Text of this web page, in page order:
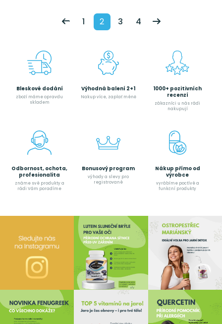
1 2 3 4
Bleskové dodání
zboží máme opravdu
skladem
Výhodná balení 2+1
Nakup více, zaplať méně
1000+ pozitivních
recenzí
zákazníci u nás rádi
nakupují
Odbornost, ochota,
profesionalita
známe své produkty a
rádi Vám poradíme
Bonusový program
výhody a slevy pro
registrované
Nákup přímo od
výrobce
vyrábíme poctívé a
funkční produkty